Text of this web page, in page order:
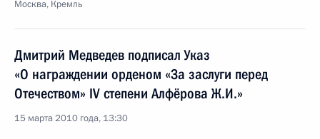
Москва, Кремль
Дмитрий Медведев подписал Указ
«О награждении орденом «За заслуги перед
Отечеством» IV степени Алфёрова Ж.И.»
15 марта 2010 года, 13:30